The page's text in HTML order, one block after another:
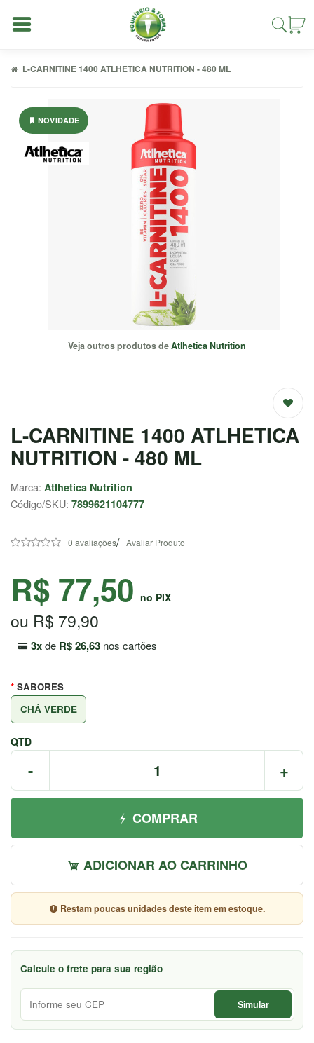
Entrar
Cadastrar
EMAGRECEDORES
SAÚDE /
NATURAIS
SALE
CENTRAL
(37) 9
9957-
WhatsApp
Envie-
nos uma
mensagem
L-CARNITINE 1400 ATLHETICA NUTRITION - 480 ML
NOVIDADE
Veja outros produtos deAtlhetica Nutrition
L-CARNITINE 1400 ATLHETICA
NUTRITION - 480 ML
Marca: Atlhetica Nutrition
Código/SKU: 7899621104777
0 avaliações/ Avaliar Produto
R$ 77,50 no PIX
ou R$ 79,90
3xde R$ 26,63 nos cartões
SABORES
CHÁ VERDE
QTD
- +
COMPRAR
ADICIONAR AO CARRINHO
Restam poucas unidades deste item em estoque.
Calcule o frete para sua região
Simular